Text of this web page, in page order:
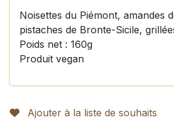
Noisettes du Piémont, amandes
pistaches de Bronte-Sicile,
Poids net : 160g
Produit vegan
Ajouter à la liste de souhaits